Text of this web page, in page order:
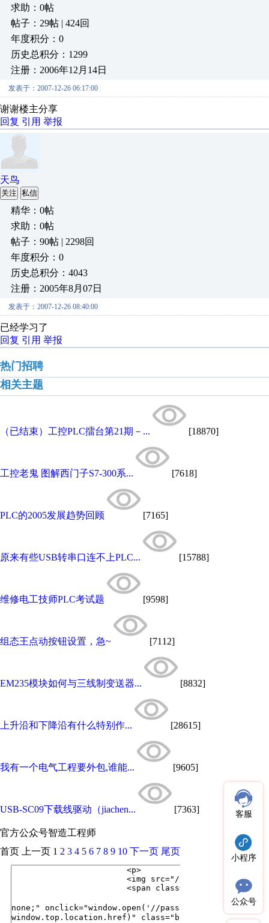
求助：0帖
帖子：29帖 | 424回
年度积分：0
历史总积分：1299
注册：2006年12月14日
发表于：2007-12-26 06:17:00
谢谢楼主分享
回复 引用 举报
天鸟
关注 私信
精华：0帖
求助：0帖
帖子：90帖 | 2298回
年度积分：0
历史总积分：4043
注册：2005年8月07日
发表于：2007-12-26 08:40:00
已经学习了
回复 引用 举报
热门招聘
相关主题
（已结束）工控PLC擂台第21期－... [18870]
工控老鬼 图解西门子S7-300系... [7618]
PLC的2005发展趋势回顾 [7165]
原来有些USB转串口连不上PLC... [15788]
维修电工技师PLC考试题 [9598]
组态王点动按钮设置，急~ [7112]
EM235模块如何与三线制变送器... [8832]
上升沿和下降沿有什么特别作... [28615]
我有一个电气工程要外包,谁能... [9605]
USB-SC09下载线驱动（jiachen... [7363]
官方公众号智造工程师
客服
小程序
公众号
首页 上一页 1 2 3 4 5 6 7 8 9 10 下一页 尾页